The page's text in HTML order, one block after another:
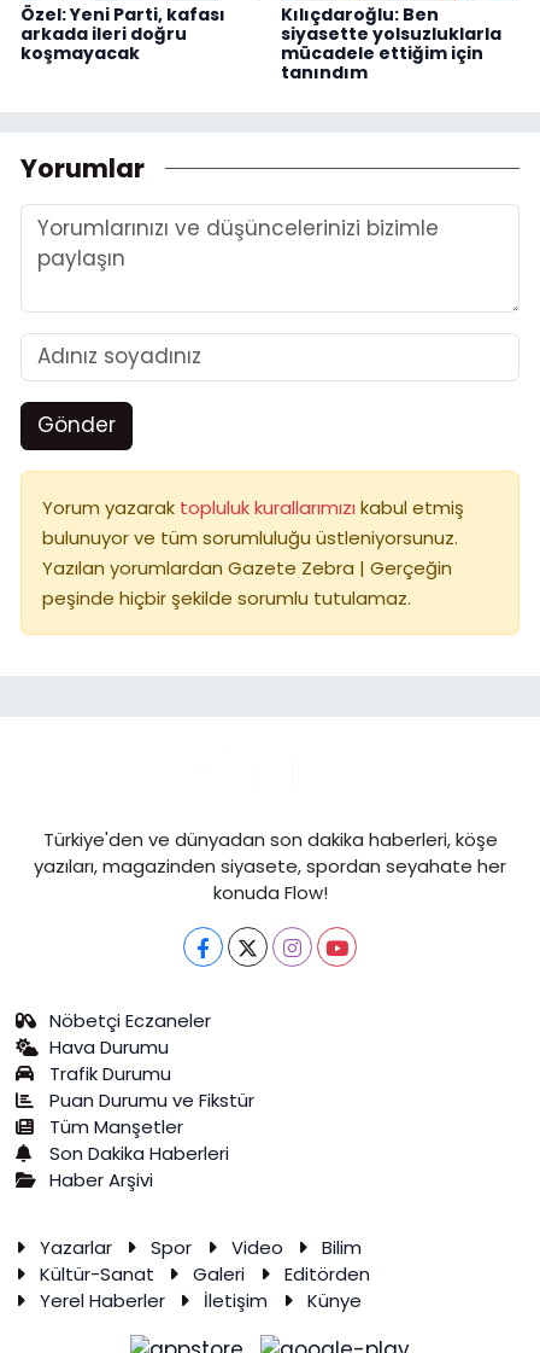
Özel: Yeni Parti, kafası
arkada ileri doğru
koşmayacak
Kılıçdaroğlu: Ben
siyasette yolsuzluklarla
mücadele ettiğim için
tanındım
Yorumlar
Gönder
Yorum yazarak topluluk kurallarımızı kabul etmiş
bulunuyor ve tüm sorumluluğu üstleniyorsunuz.
Yazılan yorumlardan Gazete Zebra | Gerçeğin
peşinde hiçbir şekilde sorumlu tutulamaz.
Türkiye'den ve dünyadan son dakika haberleri, köşe
yazıları, magazinden siyasete, spordan seyahate her
konuda Flow!
Nöbetçi Eczaneler
Hava Durumu
Trafik Durumu
Puan Durumu ve Fikstür
Tüm Manşetler
Son Dakika Haberleri
Haber Arşivi
Yazarlar Spor Video
Bilim
Kültür-Sanat
Galeri
Editörden
Yerel Haberler
İletişim Künye